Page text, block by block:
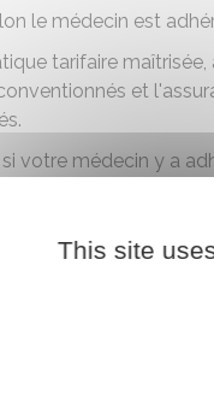
le médecin est
tarifaire
et
votre médecin y a
Médecin
Médecin
This site